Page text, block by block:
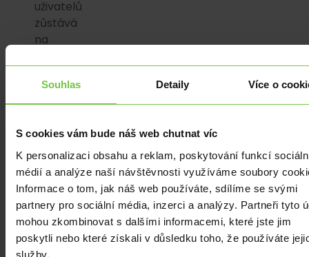
Souhlas Detaily Více o
S cookies vám bude náš web chutnat víc
K personalizaci obsahu a reklam, poskytování funkcí
médií a analýze naší návštěvnosti využíváme soubory
Informace o tom, jak náš web používáte, sdílíme se svými
partnery pro sociální média, inzerci a analýzy. Partneři tyto
mohou zkombinovat s dalšími informacemi, které jste jim
poskytli nebo které získali v důsledku toho, že používáte
služby.
uživatelů
zůstává
na
Společnost
tvrdí,
jejich
IP
adresy
nebudou
odhaleny
OpenAI.
Dále